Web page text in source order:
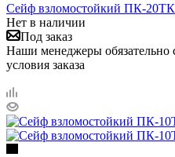
Сейф взломостойкий ПК-20ТК
Нет в наличии
Под заказ
Наши менеджеры обязательно
условия заказа